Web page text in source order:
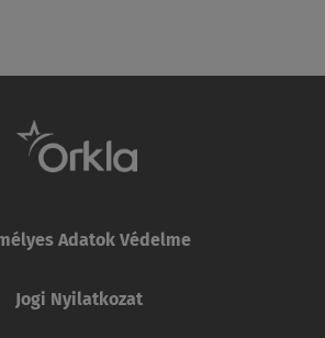
Adatok Védelme
Jogi Nyilatkozat